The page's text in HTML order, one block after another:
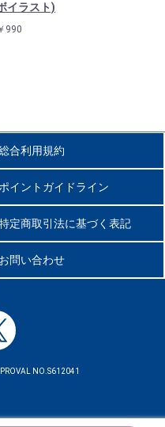
イラスト)
990
合利用規約
ポイントガイドライン
定商取引法に基づく表記
お問い合わせ
NO.S612041